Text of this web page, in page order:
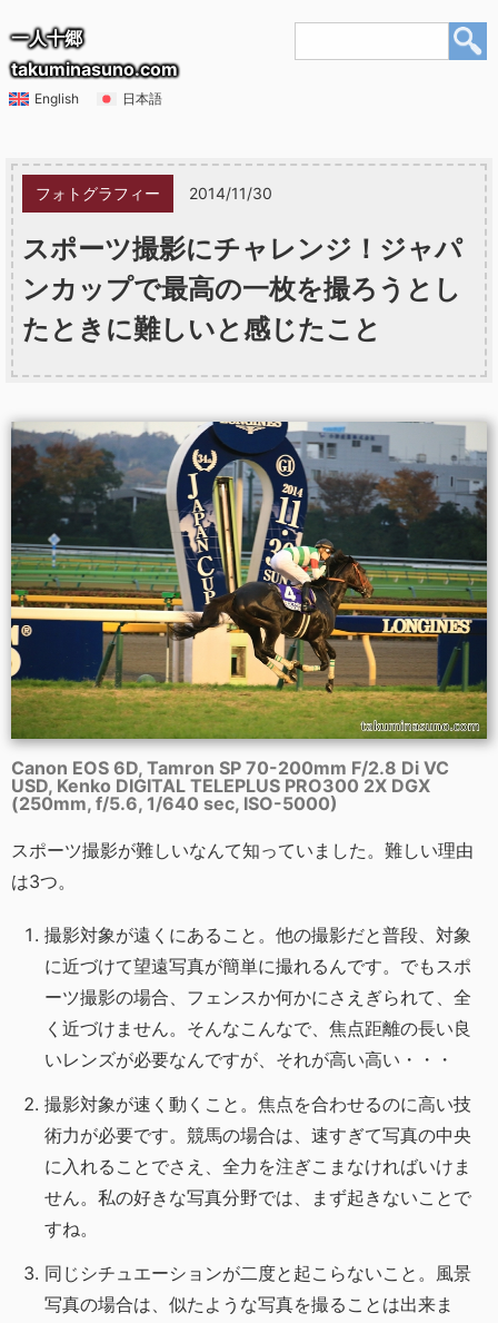
一人十郷
takuminasuno.com
English 日本語
フォトグラフィー 2014/11/30
スポーツ撮影にチャレンジ！ジャパ
ンカップで最高の一枚を撮ろうとし
たときに難しいと感じたこと
Canon EOS 6D, Tamron SP 70-200mm F/2.8 Di VC
USD, Kenko DIGITAL TELEPLUS PRO300 2X DGX
(250mm, f/5.6, 1/640 sec, ISO-5000)
スポーツ撮影が難しいなんて知っていました。難しい理由
は3つ。
撮影対象が遠くにあること。他の撮影だと普段、対象
に近づけて望遠写真が簡単に撮れるんです。でもスポ
ーツ撮影の場合、フェンスか何かにさえぎられて、全
く近づけません。そんなこんなで、焦点距離の長い良
いレンズが必要なんですが、それが高い高い・・・
撮影対象が速く動くこと。焦点を合わせるのに高い技
術力が必要です。競馬の場合は、速すぎて写真の中央
に入れることでさえ、全力を注ぎこまなければいけま
せん。私の好きな写真分野では、まず起きないことで
すね。
同じシチュエーションが二度と起こらないこと。風景
写真の場合は、似たような写真を撮ることは出来ま